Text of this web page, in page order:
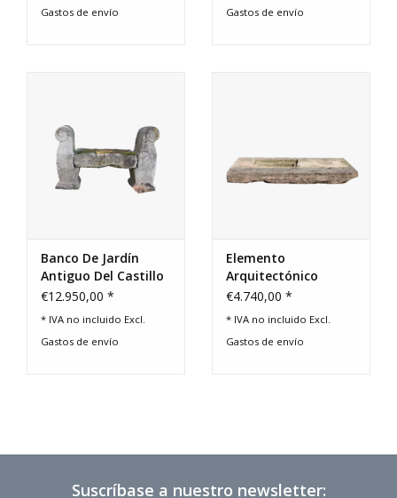
Gastos de envío
Gastos de envío
Banco De Jardín
Antiguo Del Castillo
Francés
€12.950,00 *
* IVA no incluido Excl.
Gastos de envío
Elemento
Arquitectónico
Francés
€4.740,00 *
* IVA no incluido Excl.
Gastos de envío
Suscríbase a nuestro newsletter: